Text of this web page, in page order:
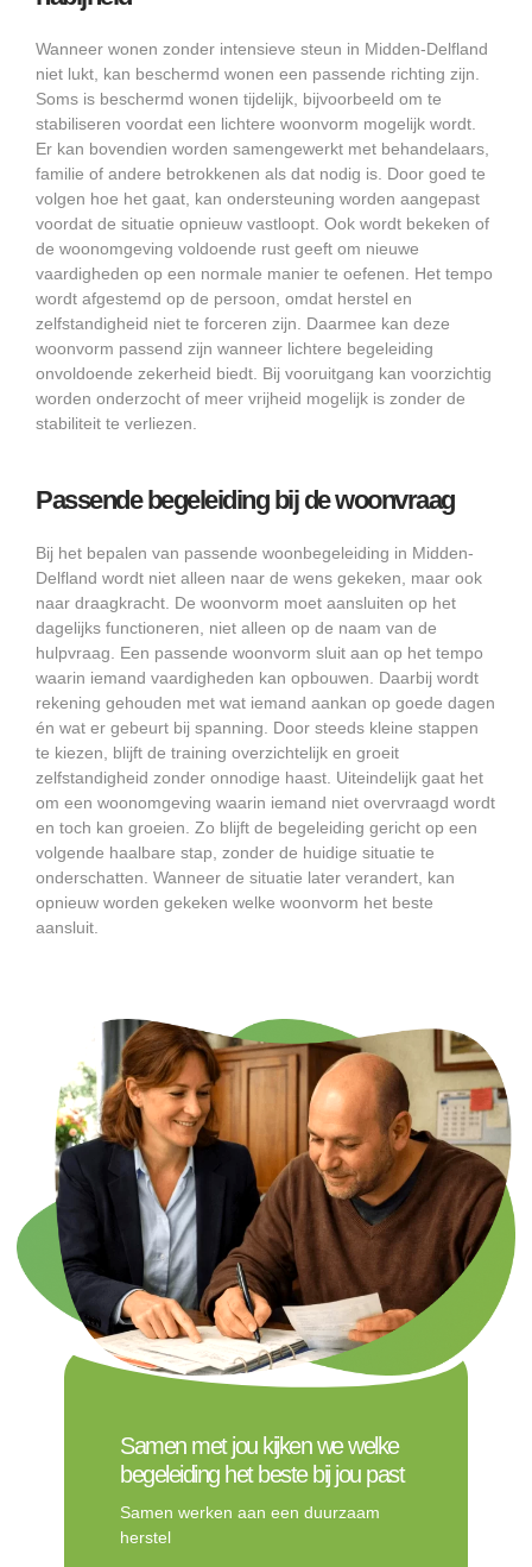
Wanneer wonen zonder intensieve steun in Midden-Delfland
niet lukt, kan beschermd wonen een passende richting zijn.
Soms is beschermd wonen tijdelijk, bijvoorbeeld om te
stabiliseren voordat een lichtere woonvorm mogelijk wordt.
Er kan bovendien worden samengewerkt met behandelaars,
familie of andere betrokkenen als dat nodig is. Door goed te
volgen hoe het gaat, kan ondersteuning worden aangepast
voordat de situatie opnieuw vastloopt. Ook wordt bekeken of
de woonomgeving voldoende rust geeft om nieuwe
vaardigheden op een normale manier te oefenen. Het tempo
wordt afgestemd op de persoon, omdat herstel en
zelfstandigheid niet te forceren zijn. Daarmee kan deze
woonvorm passend zijn wanneer lichtere begeleiding
onvoldoende zekerheid biedt. Bij vooruitgang kan voorzichtig
worden onderzocht of meer vrijheid mogelijk is zonder de
stabiliteit te verliezen.
Passende begeleiding bij de woonvraag
Bij het bepalen van passende woonbegeleiding in Midden-
Delfland wordt niet alleen naar de wens gekeken, maar ook
naar draagkracht. De woonvorm moet aansluiten op het
dagelijks functioneren, niet alleen op de naam van de
hulpvraag. Een passende woonvorm sluit aan op het tempo
waarin iemand vaardigheden kan opbouwen. Daarbij wordt
rekening gehouden met wat iemand aankan op goede dagen
én wat er gebeurt bij spanning. Door steeds kleine stappen
te kiezen, blijft de training overzichtelijk en groeit
zelfstandigheid zonder onnodige haast. Uiteindelijk gaat het
om een woonomgeving waarin iemand niet overvraagd wordt
en toch kan groeien. Zo blijft de begeleiding gericht op een
volgende haalbare stap, zonder de huidige situatie te
onderschatten. Wanneer de situatie later verandert, kan
opnieuw worden gekeken welke woonvorm het beste
aansluit.
Samen met jou kijken we welke
begeleiding het beste bij jou past
Samen werken aan een duurzaam
herstel